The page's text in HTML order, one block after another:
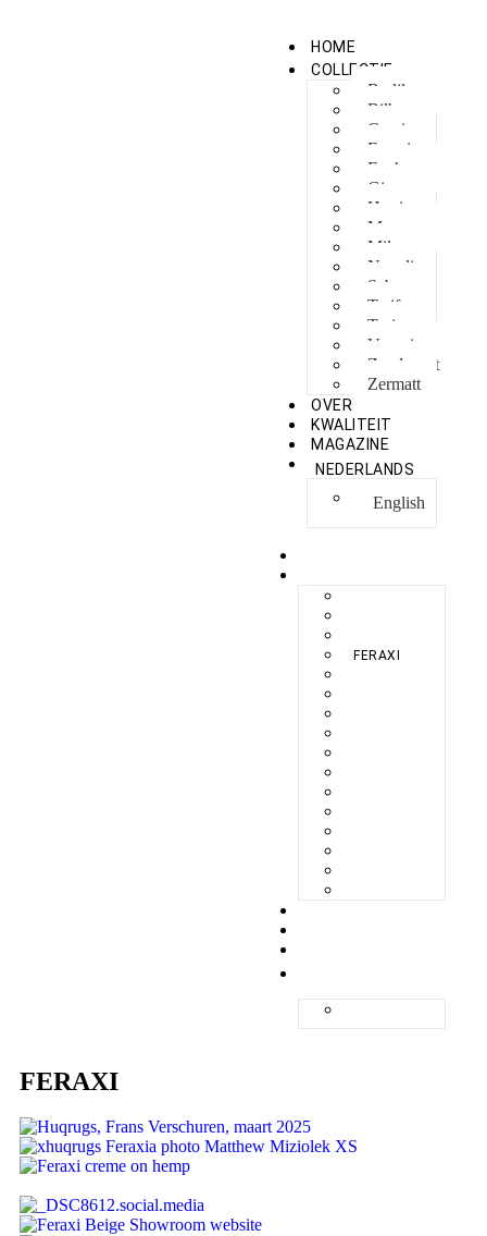
HOME
COLLECTIE
Berlikon
Bilbao
Capri
Feraxi
Foxham
Ginza
Harris
Meguro
Milano
Napoli
Sebes
Tarifa
Torino
Venezia
Zandvoort
Zermatt
OVER
KWALITEIT
MAGAZINE
NEDERLANDS
English
FERAXI
FERAXI